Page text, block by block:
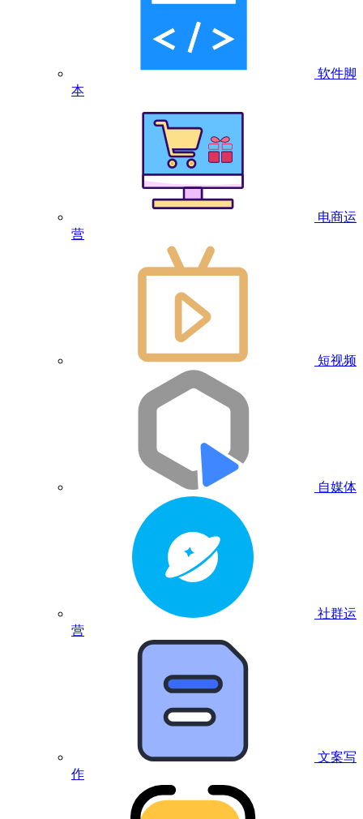
软件脚
本
电商运
营
短视频
自媒体
社群运
营
文案写
作